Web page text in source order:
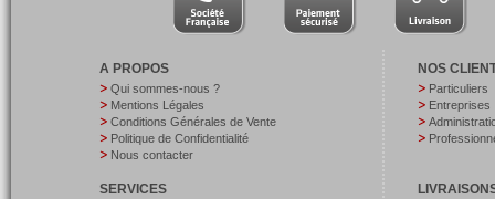
A PROPOS
Qui sommes-nous ?
Mentions Légales
Conditions Générales de Vente
Politique de Confidentialité
Nous contacter
SERVICES
NOS
Particuliers
Entreprises